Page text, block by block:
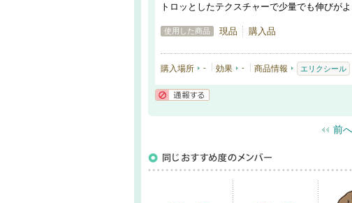
トロッとしたテクスチャーで少量でも伸びが
使用した商品 現品 購入品
購入場所 - 効果 - 商品情報 エリクシール
前へ